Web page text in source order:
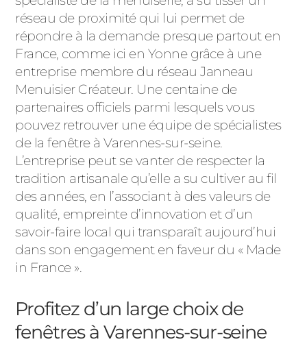
réseau de proximité qui lui permet de
répondre à la demande presque partout en
France, comme ici en Yonne grâce à une
entreprise membre du réseau Janneau
Menuisier Créateur. Une centaine de
partenaires officiels parmi lesquels vous
pouvez retrouver une équipe de spécialistes
de la fenêtre à Varennes-sur-seine.
L’entreprise peut se vanter de respecter la
tradition artisanale qu’elle a su cultiver au fil
des années, en l’associant à des valeurs de
qualité, empreinte d’innovation et d’un
savoir-faire local qui transparaît aujourd’hui
dans son engagement en faveur du « Made
in France ».
Profitez d’un large choix de
fenêtres à Varennes-sur-seine